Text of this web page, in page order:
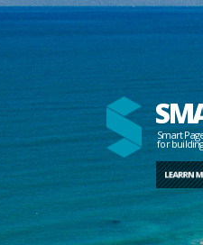
Smart
for